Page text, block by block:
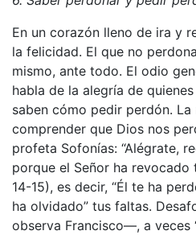
En un corazón lleno de ira y
la felicidad. El que no
mismo, ante todo. El odio
habla de la alegría de
saben cómo pedir perdón.
comprender que Dios nos
profeta Sofonías: “Alégrate,
porque el Señor ha revocado
14-15), es decir, “Él te ha
ha olvidado” tus faltas.
observa Francisco—, a veces